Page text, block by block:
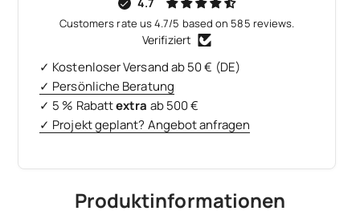
Customers rate us 4.7/5 based on 585 reviews.
Verifiziert
✓ Kostenloser Versand ab 50 € (DE)
✓ Persönliche Beratung
✓ 5 % Rabattextra ab 500 €
✓ Projekt geplant? Angebot anfragen
Produktinformationen